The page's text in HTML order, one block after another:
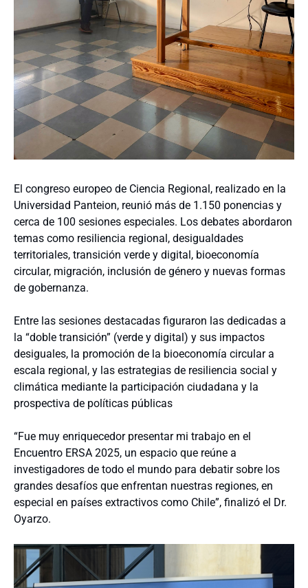
El congreso europeo de Ciencia Regional, realizado en la
Universidad Panteion, reunió más de 1.150 ponencias y
cerca de 100 sesiones especiales. Los debates abordaron
temas como resiliencia regional, desigualdades
territoriales, transición verde y digital, bioeconomía
circular, migración, inclusión de género y nuevas formas
de gobernanza.
Entre las sesiones destacadas figuraron las dedicadas a
la “doble transición” (verde y digital) y sus impactos
desiguales, la promoción de la bioeconomía circular a
escala regional, y las estrategias de resiliencia social y
climática mediante la participación ciudadana y la
prospectiva de políticas públicas
“Fue muy enriquecedor presentar mi trabajo en el
Encuentro ERSA 2025, un espacio que reúne a
investigadores de todo el mundo para debatir sobre los
grandes desafíos que enfrentan nuestras regiones, en
especial en países extractivos como Chile”, finalizó el Dr.
Oyarzo.